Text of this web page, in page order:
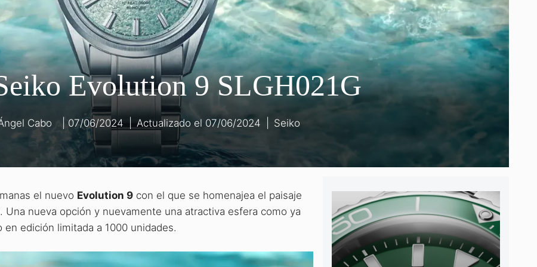
Evolution 9 SLGH021G
Cabo 07/06/2024
07/06/2024 Seiko
el nuevo Evolution 9 con el que se homenajea el paisaje
nueva opción y nuevamente una atractiva esfera como ya
edición limitada a 1000 unidades.